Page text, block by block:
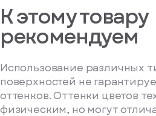
К этому товару
рекомендуем
Использование различных
поверхностей не
оттенков. Оттенки цветов
физическим, но могут